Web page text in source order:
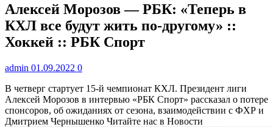
Алексей Морозов — РБК: «Теперь в
КХЛ все будут жить по-другому» ::
Хоккей :: РБК Спорт
admin 01.09.2022 0
В четверг стартует 15-й чемпионат КХЛ. Президент лиги
Алексей Морозов в интервью «РБК Спорт» рассказал о потере
спонсоров, об ожиданиях от сезона, взаимодействии с ФХР и
Дмитрием Чернышенко Читайте нас в Новости